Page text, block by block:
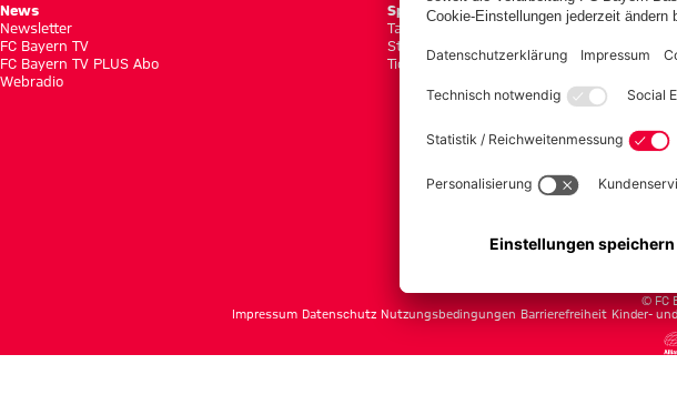
News
Newsletter
FC Bayern TV
FC Bayern TV PLUS Abo
Webradio
Spiele
Tabellen
Statistiken
Tickets
fcbayern.com Basketball
© FC
Impressum Datenschutz Nutzungsbedingungen Barrierefreiheit Kinder-